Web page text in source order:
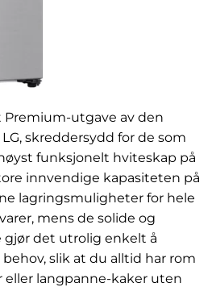
utgave av den
skreddersydd for de som
funksjonelt hviteskap på
innvendige kapasiteten på
lagringsmuligheter for hele
mens de solide og
gjør det utrolig enkelt å
slik at du alltid har rom
eller langpanne-kaker uten